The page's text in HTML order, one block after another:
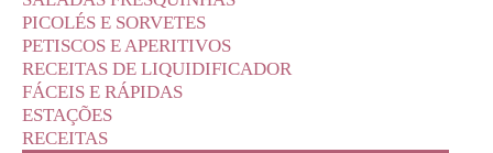
PICOLÉS E SORVETES
PETISCOS E APERITIVOS
RECEITAS DE LIQUIDIFICADOR
FÁCEIS E RÁPIDAS
ESTAÇÕES
RECEITAS